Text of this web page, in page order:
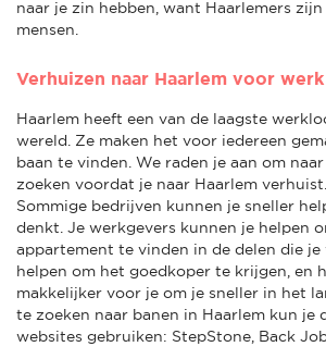
naar je zin hebben, want Haarlemers
mensen.
Verhuizen naar Haarlem voor werk
Haarlem heeft een van de laagste
wereld. Ze maken het voor iedereen
baan te vinden. We raden je aan om
zoeken voordat je naar Haarlem
Sommige bedrijven kunnen je sneller
denkt. Je werkgevers kunnen je helpen
appartement te vinden in de delen die
helpen om het goedkoper te krijgen, en
makkelijker voor je om je sneller in het
te zoeken naar banen in Haarlem kun je
websites gebruiken: StepStone, Back